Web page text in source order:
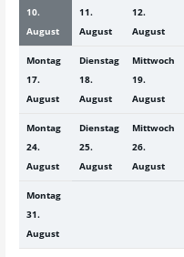
10.
August
11.
August
12.
August
Montag
17.
August
Dienstag
18.
August
Mittwoch
19.
August
Montag
24.
August
Dienstag
25.
August
Mittwoch
26.
August
Montag
31.
August